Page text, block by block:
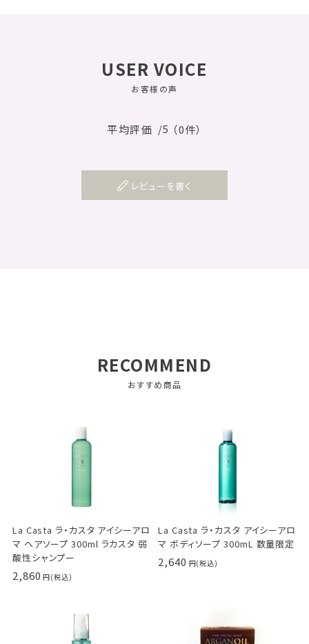
USER VOICE
お客様の声
平均評価 /5 （0件）
レビューを書く
RECOMMEND
おすすめ商品
La Casta ラ・カスタ アイシーアロ
マ ヘアソープ 300ml ラカスタ 弱
酸性シャンプー
2,860
La Casta ラ・カスタ アイシーアロ
マ ボディソープ 300mL 数量限定
2,640